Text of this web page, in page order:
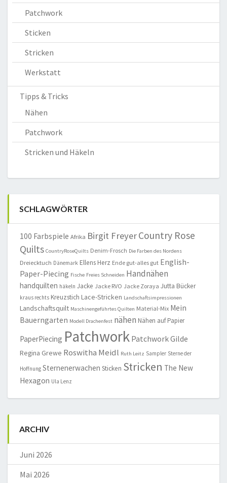
Patchwork
Sticken
Stricken
Werkstatt
Tipps & Tricks
Nähen
Patchwork
Stricken und Häkeln
SCHLAGWÖRTER
100 Farbspiele Afrika Birgit FreyerCountry Rose
Quilts CountryRoseQuilts Denim-Frosch Die Farben des Nordens
Dreiecktuch Dänemark Ellens Herz Ende gut-alles gut English-
Paper-Piecing Fische Freies Schneiden Handnähen
handquilten häkeln Jacke Jacke RVO Jacke Zoraya Jutta Bücker
kraus rechts Kreuzstich Lace-Stricken Landschaftsimpressionen
Landschaftsquilt Maschinengeführtes Quilten Material-Mix Mein
Bauerngarten Modell Drachenfest nähen Nähen auf Papier
PaperPiecing Patchwork Patchwork Gilde
Regina Grewe Roswitha Meidl Ruth Leitz Sampler Sterne der
Hoffnung Sternenerwachen Sticken Stricken The New
Hexagon Ula Lenz
ARCHIV
Juni 2026
Mai 2026